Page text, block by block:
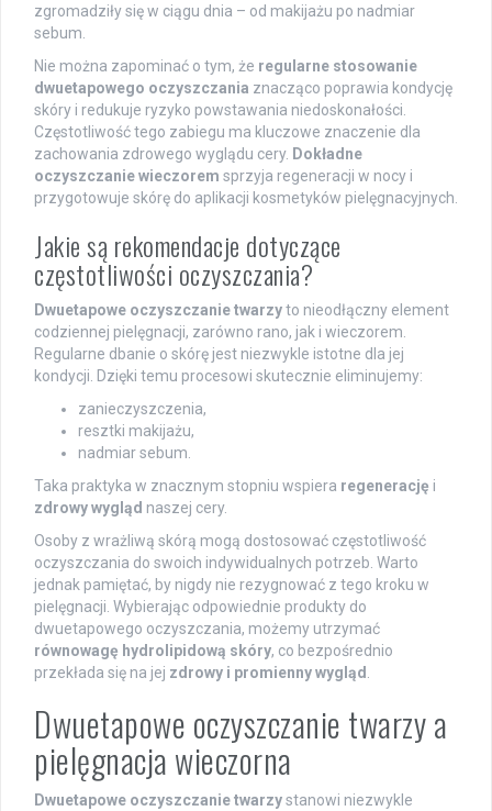
zgromadziły się w ciągu dnia – od makijażu po nadmiar
sebum.
Nie można zapominać o tym, że regularne stosowanie
dwuetapowego oczyszczania znacząco poprawia kondycję
skóry i redukuje ryzyko powstawania niedoskonałości.
Częstotliwość tego zabiegu ma kluczowe znaczenie dla
zachowania zdrowego wyglądu cery. Dokładne
oczyszczanie wieczorem sprzyja regeneracji w nocy i
przygotowuje skórę do aplikacji kosmetyków pielęgnacyjnych.
Jakie są rekomendacje dotyczące
częstotliwości oczyszczania?
Dwuetapowe oczyszczanie twarzyto nieodłączny element
codziennej pielęgnacji, zarówno rano, jak i wieczorem.
Regularne dbanie o skórę jest niezwykle istotne dla jej
kondycji. Dzięki temu procesowi skutecznie eliminujemy:
zanieczyszczenia,
resztki makijażu,
nadmiar sebum.
Taka praktyka w znacznym stopniu wspiera regenerację i
zdrowy wygląd naszej cery.
Osoby z wrażliwą skórą mogą dostosować częstotliwość
oczyszczania do swoich indywidualnych potrzeb. Warto
jednak pamiętać, by nigdy nie rezygnować z tego kroku w
pielęgnacji. Wybierając odpowiednie produkty do
dwuetapowego oczyszczania, możemy utrzymać
równowagę hydrolipidową skóry, co bezpośrednio
przekłada się na jej zdrowy i promienny wygląd
Dwuetapowe oczyszczanie twarzy a
pielęgnacja wieczorna
Dwuetapowe oczyszczanie twarzystanowi niezwykle